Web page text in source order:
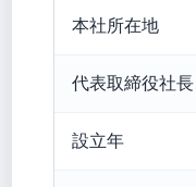
本社所在地
代表取締役社長
設立年